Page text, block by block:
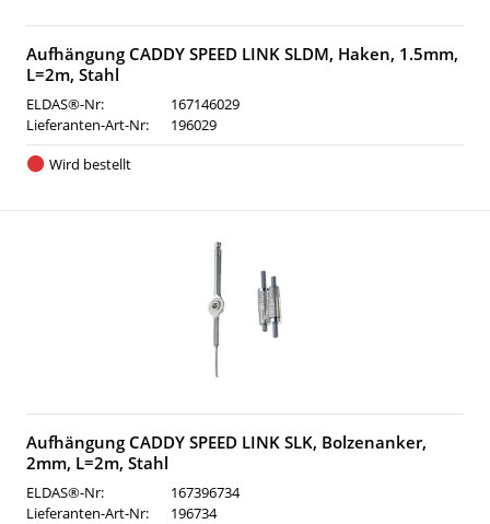
Aufhängung CADDY SPEED LINK SLDM, Haken, 1.5mm,
L=2m, Stahl
ELDAS®-Nr:
167146029
Lieferanten-Art-Nr:
196029
Wird bestellt
Aufhängung CADDY SPEED LINK SLK, Bolzenanker,
2mm, L=2m, Stahl
ELDAS®-Nr:
167396734
Lieferanten-Art-Nr:
196734